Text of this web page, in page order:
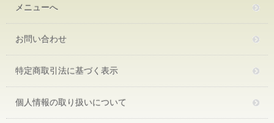
メニューへ
お問い合わせ
特定商取引法に基づく表示
個人情報の取り扱いについて